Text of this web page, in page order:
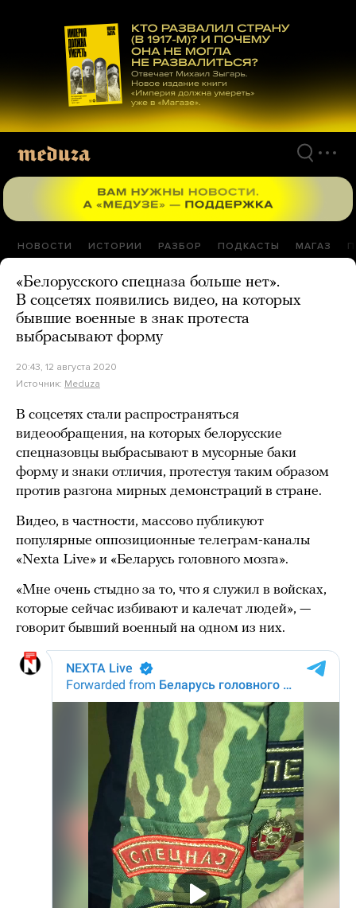
материалам
НОВОСТИ ИСТОРИИ РАЗБОР ПОДКАСТЫ МАГАЗ
«Белорусского спецназа больше нет».
В соцсетях появились видео, на которых
бывшие военные в знак протеста
выбрасывают форму
20:43, 12 августа 2020
Источник: Meduza
В соцсетях стали распространяться
видеообращения, на которых белорусские
спецназовцы выбрасывают в мусорные баки
форму и знаки отличия, протестуя таким образом
против разгона мирных демонстраций в стране.
Видео, в частности, массово публикуют
популярные оппозиционные телеграм-каналы
«Nexta Live» и «Беларусь головного мозга».
«Мне очень стыдно за то, что я служил в войсках,
которые сейчас избивают и калечат людей», —
говорит бывший военный на одном из них.